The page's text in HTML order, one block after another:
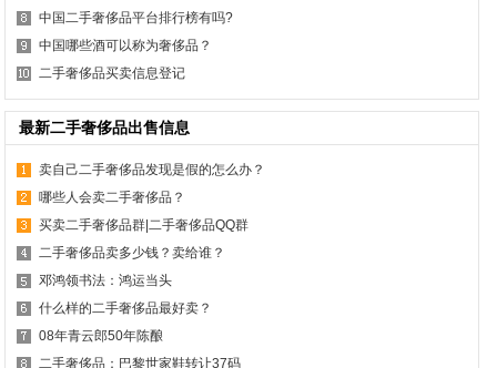
中国二手奢侈品平台排行榜有吗?
中国哪些酒可以称为奢侈品？
二手奢侈品买卖信息登记
最新二手奢侈品出售信息
卖自己二手奢侈品发现是假的怎么办？
哪些人会卖二手奢侈品？
买卖二手奢侈品群|二手奢侈品QQ群
二手奢侈品卖多少钱？卖给谁？
邓鸿领书法：鸿运当头
什么样的二手奢侈品最好卖？
08年青云郎50年陈酿
二手奢侈品：巴黎世家鞋转让37码